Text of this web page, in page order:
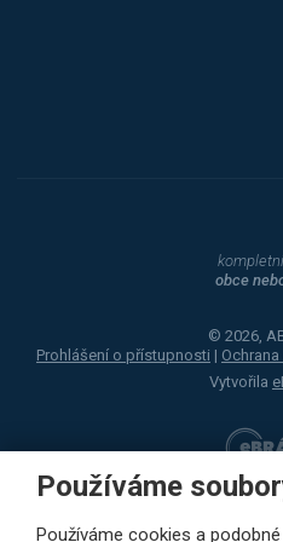
Používáme
Používáme cookies a
obce
© 2026,
Prohlášení o přístupnosti |
Vytvořila